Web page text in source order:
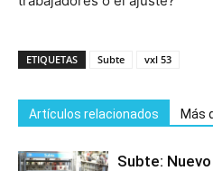
ETIQUETAS Subte vxl 53
Artículos relacionados Más
Subte: